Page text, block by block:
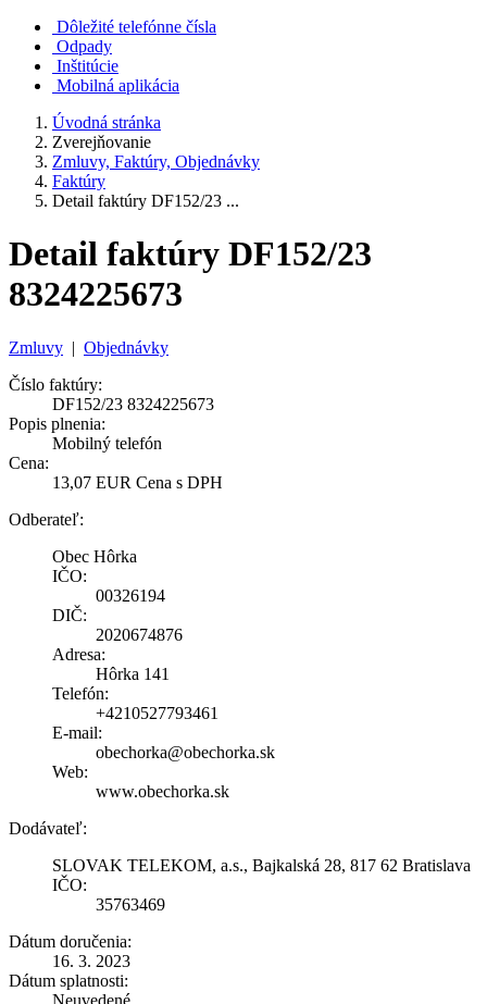
Dôležité telefónne čísla
Odpady
Inštitúcie
Mobilná aplikácia
Úvodná stránka
Zverejňovanie
Zmluvy, Faktúry, Objednávky
Faktúry
Detail faktúry DF152/23 ...
Detail faktúry DF152/23
8324225673
Zmluvy | Objednávky
Číslo faktúry:
DF152/23 8324225673
Popis plnenia:
Mobilný telefón
Cena:
13,07 EUR Cena s DPH
Odberateľ:
Obec Hôrka
IČO:
00326194
DIČ:
2020674876
Adresa:
Hôrka 141
Telefón:
+4210527793461
E-mail:
obechorka@obechorka.sk
Web:
www.obechorka.sk
Dodávateľ:
SLOVAK TELEKOM, a.s., Bajkalská 28, 817 62 Bratislava
IČO:
35763469
Dátum doručenia:
16. 3. 2023
Dátum splatnosti:
Neuvedené